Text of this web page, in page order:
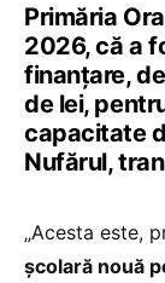
Primăria
2026, că a
finanţare,
de lei,
capacitate
Nufărul,
„Acesta este,
şcolară nouă